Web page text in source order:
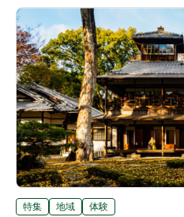
特集 地域 体験